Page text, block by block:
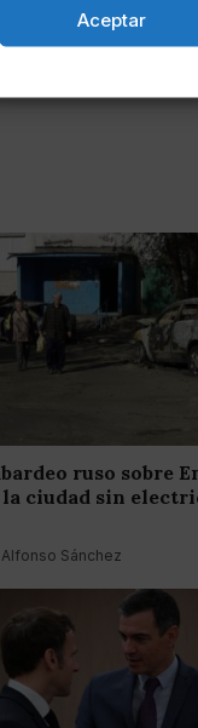
Aceptar
ruso sobre
la ciudad sin
Sánchez